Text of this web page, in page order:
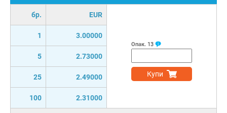
бр. EUR
1 3.00000
5 2.73000
25 2.49000
100 2.31000
Опак. 13
Купи